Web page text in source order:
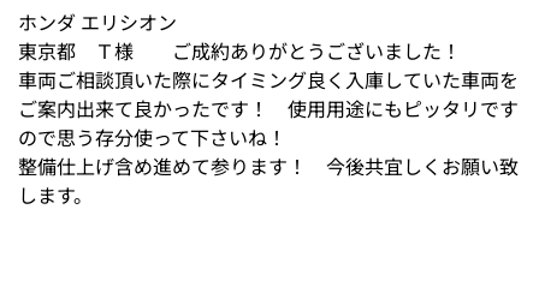
ホンダ エリシオン
東京都 Ｔ様 ご成約ありがとうございました！
車両ご相談頂いた際にタイミング良く入庫していた車両を
ご案内出来て良かったです！ 使用用途にもピッタリです
ので思う存分使って下さいね！
整備仕上げ含め進めて参ります！ 今後共宜しくお願い致
します。